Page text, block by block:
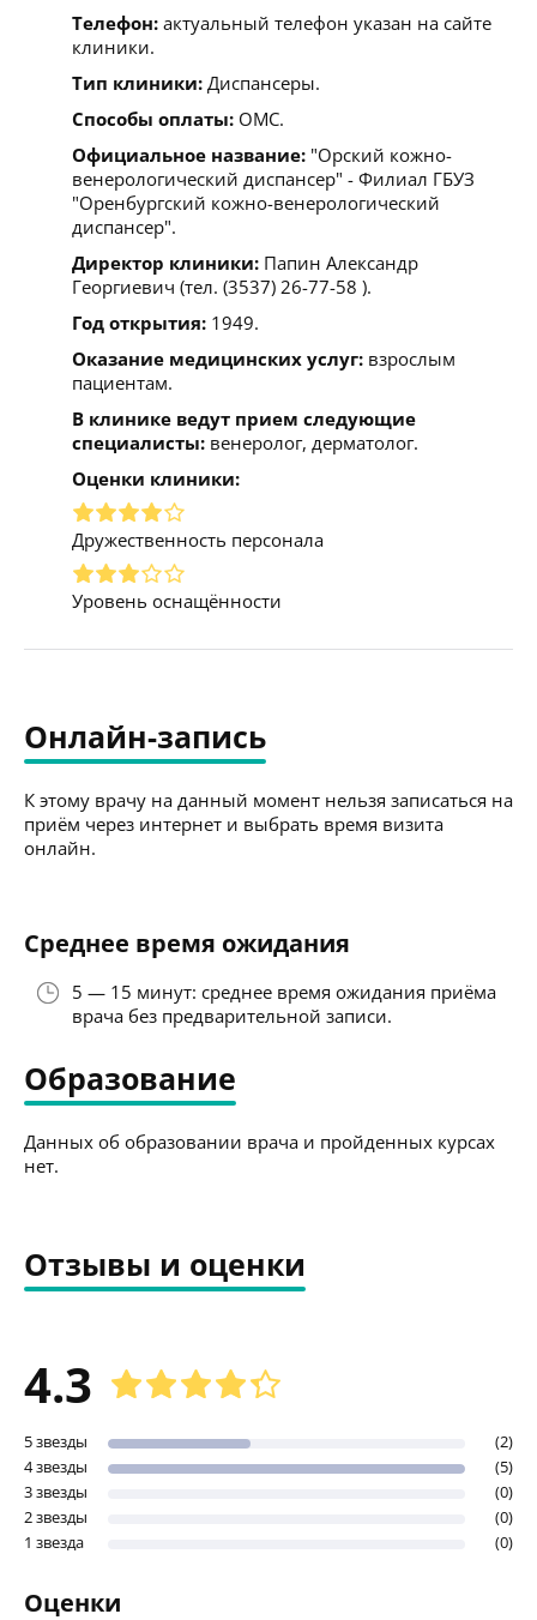
Телефон: актуальный телефон указан на сайте
клиники.
Тип клиники: Диспансеры.
Способы оплаты: ОМС.
Официальное название: "Орский кожно-
венерологический диспансер" - Филиал ГБУЗ
"Оренбургский кожно-венерологический
диспансер".
Директор клиники: Папин Александр
Георгиевич (тел. (3537) 26-77-58 ).
Год открытия: 1949.
Оказание медицинских услуг: взрослым
пациентам.
В клинике ведут прием следующие
специалисты: венеролог, дерматолог.
Оценки клиники:
Дружественность персонала
Уровень оснащённости
Онлайн-запись
К этому врачу на данный момент нельзя записаться на
приём через интернет и выбрать время визита
онлайн.
Среднее время ожидания
5 — 15 минут: среднее время ожидания приёма
врача без предварительной записи.
Образование
Данных об образовании врача и пройденных курсах
нет.
Отзывы и оценки
4.3
5 звезды
(2)
4 звезды
(5)
3 звезды
(0)
2 звезды
(0)
1 звезда
(0)
Оценки